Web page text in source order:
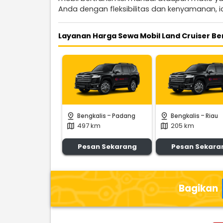
Anda dengan fleksibilitas dan kenyamanan,
Layanan Harga Sewa Mobil Land Cruiser
pin_drop Bengkalis -Padang
map 497 km
Pesan Sekarang
pin_drop Bengkalis -Riau
map 205 km
Pesan
Bagikan